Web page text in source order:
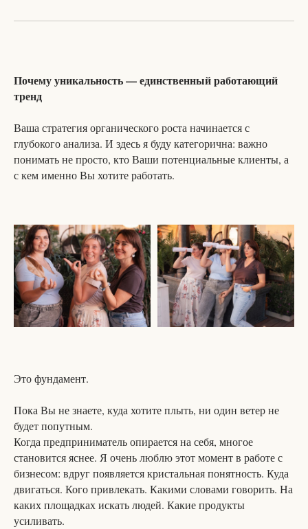
Почему уникальность — единственный работающий
тренд
Ваша стратегия органического роста начинается с
глубокого анализа. И здесь я буду категорична: важно
понимать не просто, кто Ваши потенциальные клиенты, а
с кем именно Вы хотите работать.
Это фундамент.
Пока Вы не знаете, куда хотите плыть, ни один ветер не
будет попутным.
Когда предприниматель опирается на себя, многое
становится яснее. Я очень люблю этот момент в работе с
бизнесом: вдруг появляется кристальная понятность. Куда
двигаться. Кого привлекать. Какими словами говорить. На
каких площадках искать людей. Какие продукты
усиливать.